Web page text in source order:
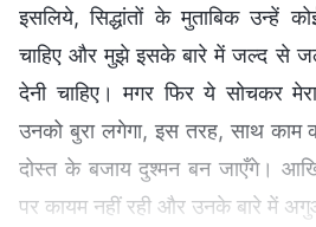
इसलिये, सिद्धांतों के मुताबिक उन्हें
चाहिए और मुझे इसके बारे में जल्द से
देनी चाहिए। मगर फिर ये सोचकर
उनको बुरा लगेगा, इस तरह, साथ
दोस्त के बजाय दुश्मन बन जाएँगे।
पर कायम नहीं रही और उनके बारे में